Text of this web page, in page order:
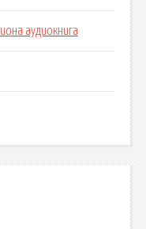
аудиокнига